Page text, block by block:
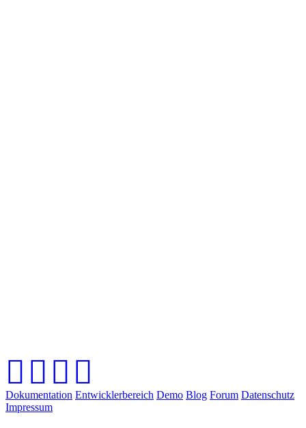
Dokumentation Entwicklerbereich Demo Blog Forum Datenschutz
Impressum